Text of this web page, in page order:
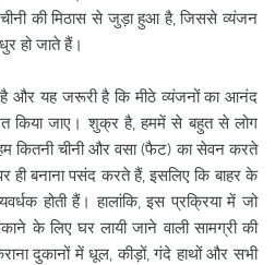
चीनी की मिठास से जुड़ा हुआ है, जिससे व्यंजन
हो जाते हैं।
है और यह जरूरी है कि मीठे व्यंजनों का आनंद
किया जाए। शुक्र है, हममें से बहुत से लोग
कितनी चीनी और वसा (फैट) का सेवन करते
ही बनाना पसंद करते हैं, इसलिए कि बाहर के
होती हैं। हालांकि, इस प्रक्रिया में जो
के लिए घर लायी जाने वाली सामग्री की
दुकानों में धूल, कीड़ों, गंदे हाथों और सभी